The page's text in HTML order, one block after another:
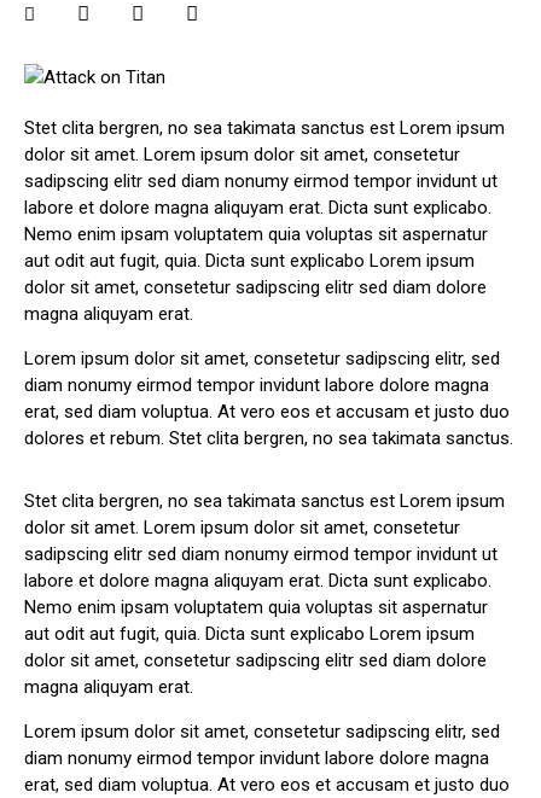
Stet clita bergren, no sea takimata sanctus est Lorem ipsum
dolor sit amet. Lorem ipsum dolor sit amet, consetetur
sadipscing elitr sed diam nonumy eirmod tempor invidunt ut
labore et dolore magna aliquyam erat. Dicta sunt explicabo.
Nemo enim ipsam voluptatem quia voluptas sit aspernatur
aut odit aut fugit, quia. Dicta sunt explicabo Lorem ipsum
dolor sit amet, consetetur sadipscing elitr sed diam dolore
magna aliquyam erat.
Lorem ipsum dolor sit amet, consetetur sadipscing elitr, sed
diam nonumy eirmod tempor invidunt labore dolore magna
erat, sed diam voluptua. At vero eos et accusam et justo duo
dolores et rebum. Stet clita bergren, no sea takimata sanctus.
Stet clita bergren, no sea takimata sanctus est Lorem ipsum
dolor sit amet. Lorem ipsum dolor sit amet, consetetur
sadipscing elitr sed diam nonumy eirmod tempor invidunt ut
labore et dolore magna aliquyam erat. Dicta sunt explicabo.
Nemo enim ipsam voluptatem quia voluptas sit aspernatur
aut odit aut fugit, quia. Dicta sunt explicabo Lorem ipsum
dolor sit amet, consetetur sadipscing elitr sed diam dolore
magna aliquyam erat.
Lorem ipsum dolor sit amet, consetetur sadipscing elitr, sed
diam nonumy eirmod tempor invidunt labore dolore magna
erat, sed diam voluptua. At vero eos et accusam et justo duo